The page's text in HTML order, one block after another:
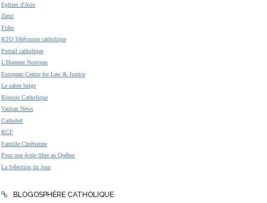
Eglises d'Asie
Zenit
Fides
KTO Télévision catholique
Portail catholique
L'Homme Nouveau
European Centre for Law & Justice
Le salon beige
Riposte Catholique
Vatican News
Cathobel
RCF
Famille Chrétienne
Pour une école libre au Québec
La Sélection du Jour
BLOGOSPHÈRE CATHOLIQUE